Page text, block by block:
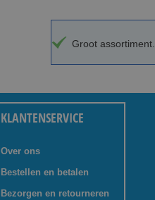
Groot assortiment.
KLANTENSERVICE
Over ons
Bestellen en betalen
Bezorgen en retourneren